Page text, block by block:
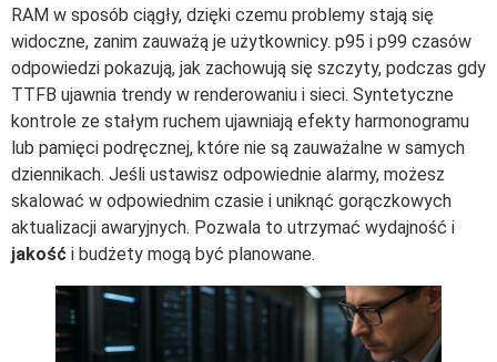
RAM w sposób ciągły, dzięki czemu problemy stają się
widoczne, zanim zauważą je użytkownicy. p95 i p99 czasów
odpowiedzi pokazują, jak zachowują się szczyty, podczas gdy
TTFB ujawnia trendy w renderowaniu i sieci. Syntetyczne
kontrole ze stałym ruchem ujawniają efekty harmonogramu
lub pamięci podręcznej, które nie są zauważalne w samych
dziennikach. Jeśli ustawisz odpowiednie alarmy, możesz
skalować w odpowiednim czasie i uniknąć gorączkowych
aktualizacji awaryjnych. Pozwala to utrzymać wydajność i
jakość i budżety mogą być planowane.